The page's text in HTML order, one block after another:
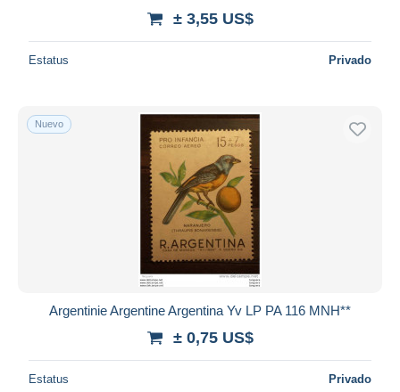
± 3,55 US$
Estatus Privado
Nuevo
Argentinie Argentine Argentina Yv LP PA 116 MNH**
± 0,75 US$
Estatus Privado